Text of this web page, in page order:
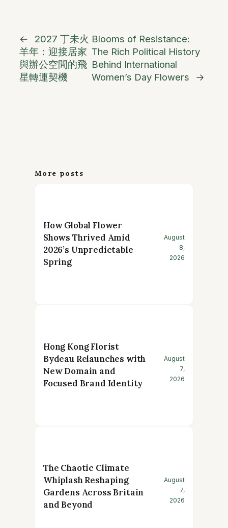
←
2027 丁未火
羊年：迎接居家
與辦公空間的飛
星轉運契機
Blooms of Resistance:
The Rich Political History
Behind International
Women’s Day Flowers
→
More posts
How Global Flower
Shows Thrived Amid
2026’s Unpredictable
Spring
August
8,
2026
Hong Kong Florist
Bydeau Relaunches with
New Domain and
Focused Brand Identity
August
7,
2026
The Chaotic Climate
Whiplash Reshaping
Gardens Across Britain
and Beyond
August
7,
2026